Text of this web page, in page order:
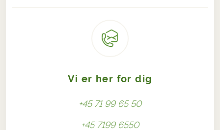
Vi er her for dig
+45 71 99 65 50
+45 7199 6550